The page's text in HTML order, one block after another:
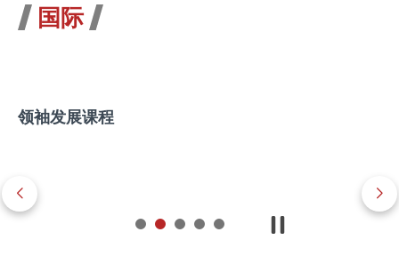
国际
领袖发展课程